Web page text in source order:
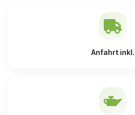
Anfahrt inkl.